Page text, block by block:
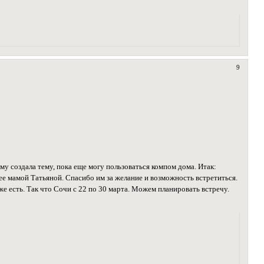
9
создала тему, пока еще могу пользоваться компом дома. Итак:
мамой Татьяной. Спасибо им за желание и возможность встретиться.
есть. Так что Сочи с 22 по 30 марта. Можем планировать встречу.